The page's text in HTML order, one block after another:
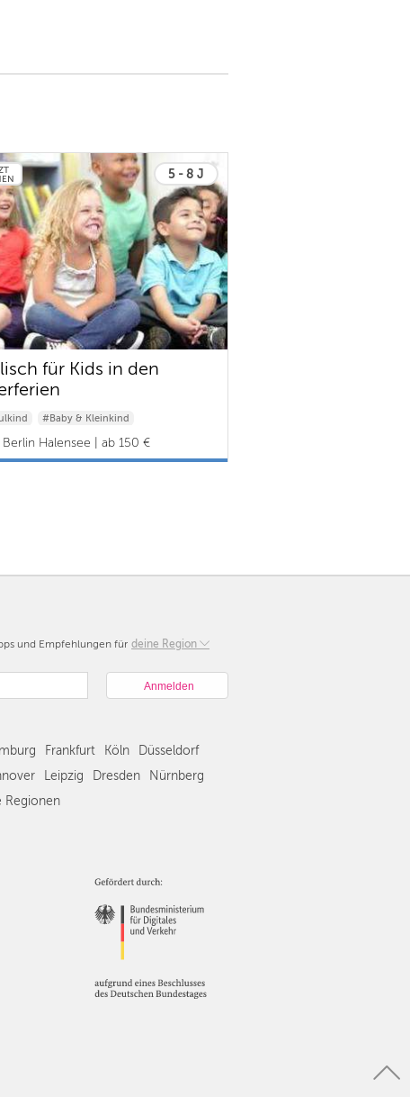
5 - 8 J
für Kids in den
#Baby & Kleinkind
Berlin Halensee | ab 150 €
und Empfehlungen für deine Region
Berlin
Hamburg
Düsseldorf
Stuttgart
Nürnberg
Wien
Zürich
Frankfurt Köln
Düsseldorf
Leipzig Dresden
Nürnberg
Regionen